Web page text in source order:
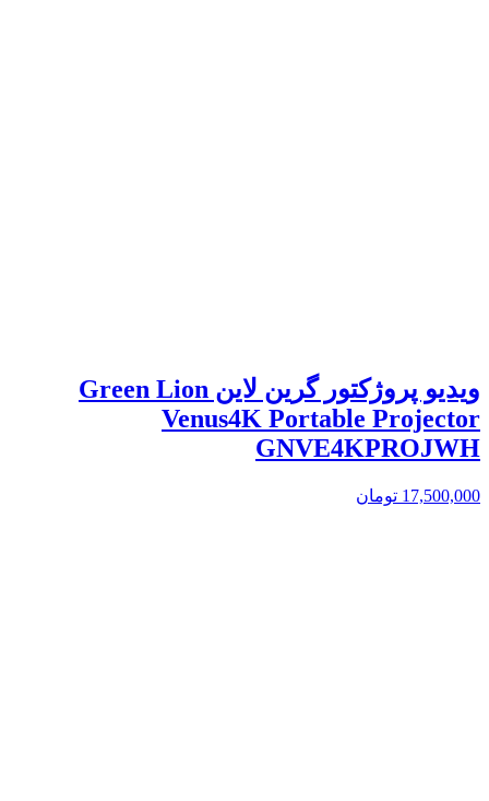
ویدیو پروژکتور گرین لاین Green Lion
Venus4K Portable Projector
GNVE4KPROJWH
17,500,000 تومان